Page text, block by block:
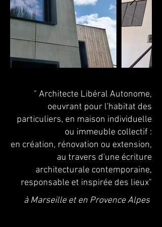
" Architecte Libéral Autonome,
oeuvrant pour l'habitat des
particuliers, en maison individuelle
ou immeuble collectif :
en création, rénovation ou extension,
au travers d'une écriture
architecturale contemporaine,
responsable et inspirée des lieux"
à Marseille et en Provence Alpes